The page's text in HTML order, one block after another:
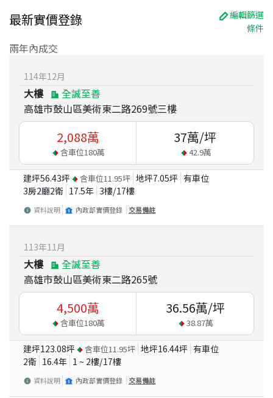
最新實價登錄
編輯篩選
條件
兩年內成交
114年12月
大樓
全誠至善
高雄市鼓山區美術東二路269號三樓
2,088萬
含車位180萬
37萬/坪
42.9萬
建坪56.43坪 含車位11.95坪 地坪7.05坪 有車位
3房2廳2衛 17.5年 3樓/17樓
資料說明 內政部實價登錄 交易備註
113年11 月
大樓
全誠至善
高雄市鼓山區美術東二路265號
4,500萬
含車位180萬
36.56萬/坪
38.87萬
建坪123.08坪 含車位11.95坪 地坪16.44坪 有車位
2衛 16.4年 1 ~ 2樓/17樓
資料說明 內政部實價登錄 交易備註